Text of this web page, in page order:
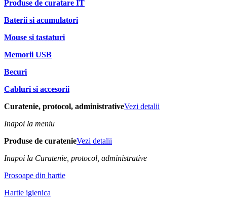
Produse de curatare IT
Baterii si acumulatori
Mouse si tastaturi
Memorii USB
Becuri
Cabluri si accesorii
Curatenie, protocol, administrativeVezi detalii
Inapoi la meniu
Produse de curatenieVezi detalii
Inapoi la Curatenie, protocol, administrative
Prosoape din hartie
Hartie igienica